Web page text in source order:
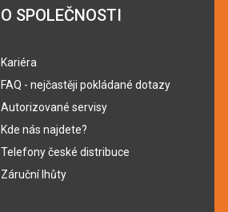
O SPOLEČNOSTI
Kariéra
FAQ - nejčastěji pokládané dotazy
Autorizované servisy
Kde nás najdete?
Telefony české distribuce
Záruční lhůty